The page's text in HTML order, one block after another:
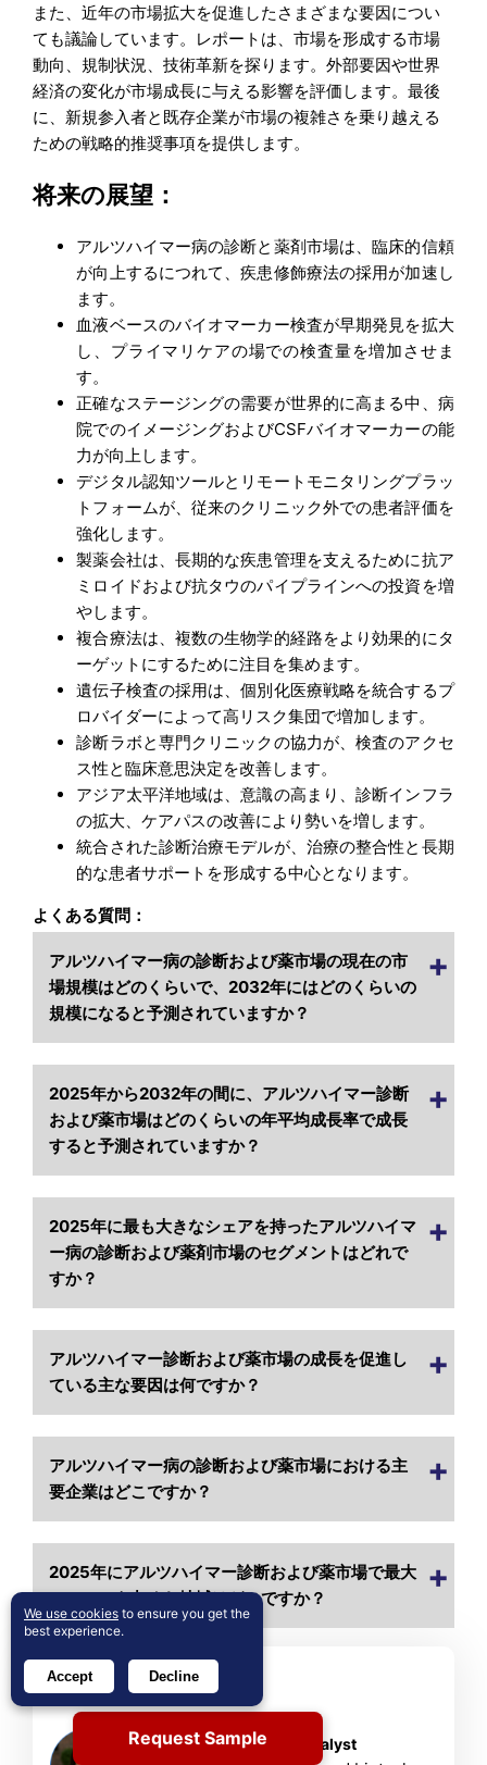
また、近年の市場拡大を促進したさまざまな要因につい
ても議論しています。レポートは、市場を形成する市場
動向、規制状況、技術革新を探ります。外部要因や世界
経済の変化が市場成長に与える影響を評価します。最後
に、新規参入者と既存企業が市場の複雑さを乗り越える
ための戦略的推奨事項を提供します。
将来の展望：
アルツハイマー病の診断と薬剤市場は、臨床的信頼
が向上するにつれて、疾患修飾療法の採用が加速し
ます。
血液ベースのバイオマーカー検査が早期発見を拡大
し、プライマリケアの場での検査量を増加させま
す。
正確なステージングの需要が世界的に高まる中、病
院でのイメージングおよびCSFバイオマーカーの能
力が向上します。
デジタル認知ツールとリモートモニタリングプラッ
トフォームが、従来のクリニック外での患者評価を
強化します。
製薬会社は、長期的な疾患管理を支えるために抗ア
ミロイドおよび抗タウのパイプラインへの投資を増
やします。
複合療法は、複数の生物学的経路をより効果的にタ
ーゲットにするために注目を集めます。
遺伝子検査の採用は、個別化医療戦略を統合するプ
ロバイダーによって高リスク集団で増加します。
診断ラボと専門クリニックの協力が、検査のアクセ
ス性と臨床意思決定を改善します。
アジア太平洋地域は、意識の高まり、診断インフラ
の拡大、ケアパスの改善により勢いを増します。
統合された診断治療モデルが、治療の整合性と長期
的な患者サポートを形成する中心となります。
よくある質問：
アルツハイマー病の診断および薬市場の現在の市
場規模はどのくらいで、2032年にはどのくらいの
規模になると予測されていますか？
2025年から2032年の間に、アルツハイマー診断
および薬市場はどのくらいの年平均成長率で成長
すると予測されていますか？
2025年に最も大きなシェアを持ったアルツハイマ
ー病の診断および薬剤市場のセグメントはどれで
すか？
アルツハイマー診断および薬市場の成長を促進し
ている主な要因は何ですか？
アルツハイマー病の診断および薬市場における主
要企業はどこですか？
2025年にアルツハイマー診断および薬市場で最大
のシェアを占めた地域はどこですか？
About Author
Shweta Bisht
Healthcare & Biotech Analyst
Request Sample
We use cookies to ensure you get the
best experience.
Accept Decline